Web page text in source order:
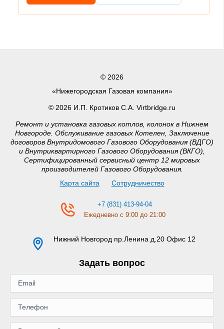
© 2026
«Нижегородская Газовая компания»
© 2026 И.П. Кротиков С.А. Virtbridge.ru
Ремонт и установка газовых котлов, колонок в Нижнем
Новгороде. Обслуживание газовых Котелен, Заключение
договоров Внутридомового Газового Оборудования (ВДГО)
и Внутриквартирного Газового Оборудования (ВКГО),
Сертифицированный сервисный центр 12 мировых
производителей Газового Оборудования.
Карта сайта
Сотрудничество
+7 (831) 413-94-04
Ежедневно с 9:00 до 21:00
Нижний Новгород пр.Ленина д.20 Офис 12
Задать вопрос